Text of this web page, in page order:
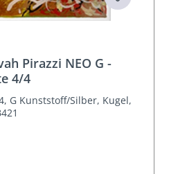
Pirazzi NEO G -
4/4
G Kunststoff/Silber, Kugel,